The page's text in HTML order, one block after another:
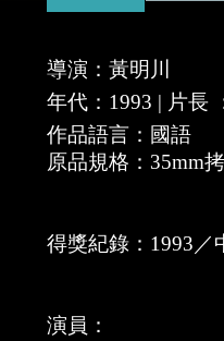
導演：黃明川
年代：1993 | 片長
作品語言：國語
原品規格：35mm
得獎紀錄：1993／
演員：